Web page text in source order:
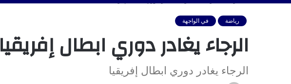
رياضة في الواجهة
الرجاء يغادر دوري ابطال إفريقيا
الرجاء يغادر دوري ابطال إفريقيا